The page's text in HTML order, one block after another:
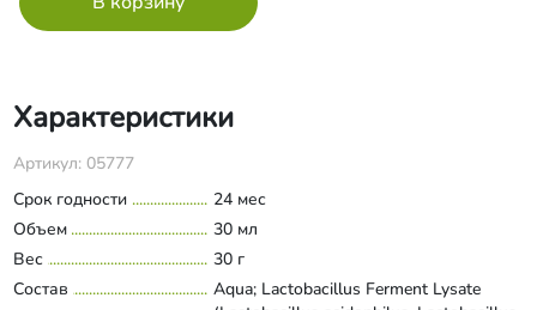
Характеристики
Артикул: 05777
Срок годности
24 мес
Объем
30 мл
Вес
30 г
Состав
Aqua; Lactobacillus Ferment Lysate